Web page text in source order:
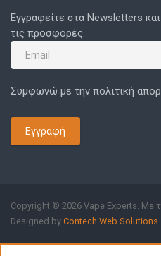
Εγγραφείτε στα Newsletters
τις προσφορές.
Συμφωνώ με την πολιτική
Εγγραφή
Copyright © 2026 Vape Experts. Με
Designed by Contech Web Solutions